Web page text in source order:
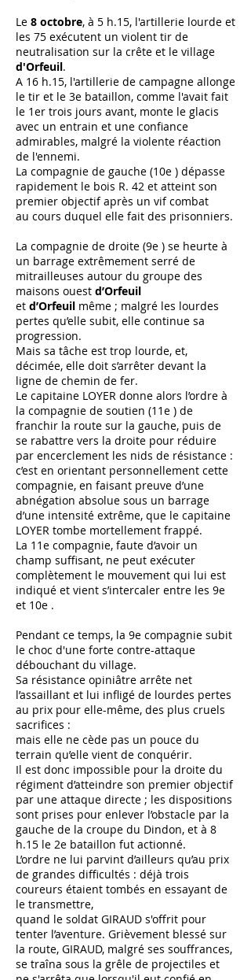
Le 8 octobre, à 5 h.15, l'artillerie lourde et
les 75 exécutent un violent tir de
neutralisation sur la crête et le village
d'Orfeuil.
A 16 h.15, l'artillerie de campagne allonge
le tir et le 3e bataillon, comme l'avait fait
le 1er trois jours avant, monte le glacis
avec un entrain et une confiance
admirables, malgré la violente réaction
de l'ennemi.
La compagnie de gauche (10e ) dépasse
rapidement le bois R. 42 et atteint son
premier objectif après un vif combat
au cours duquel elle fait des prisonniers.
La compagnie de droite (9e ) se heurte à
un barrage extrêmement serré de
mitrailleuses autour du groupe des
maisons ouest d’Orfeuil
et d’Orfeuil même ; malgré les lourdes
pertes qu’elle subit, elle continue sa
progression.
Mais sa tâche est trop lourde, et,
décimée, elle doit s’arrêter devant la
ligne de chemin de fer.
Le capitaine LOYER donne alors l’ordre à
la compagnie de soutien (11e ) de
franchir la route sur la gauche, puis de
se rabattre vers la droite pour réduire
par encerclement les nids de résistance :
c’est en orientant personnellement cette
compagnie, en faisant preuve d’une
abnégation absolue sous un barrage
d’une intensité extrême, que le capitaine
LOYER tombe mortellement frappé.
La 11e compagnie, faute d’avoir un
champ suffisant, ne peut exécuter
complètement le mouvement qui lui est
indiqué et vient s’intercaler entre les 9e
et 10e .
Pendant ce temps, la 9e compagnie subit
le choc d'une forte contre-attaque
débouchant du village.
Sa résistance opiniâtre arrête net
l’assaillant et lui infligé de lourdes pertes
au prix pour elle-même, des plus cruels
sacrifices :
mais elle ne cède pas un pouce du
terrain qu’elle vient de conquérir.
Il est donc impossible pour la droite du
régiment d’atteindre son premier objectif
par une attaque directe ; les dispositions
sont prises pour enlever l’obstacle par la
gauche de la croupe du Dindon, et à 8
h.15 le 2e bataillon fut actionné.
L’ordre ne lui parvint d’ailleurs qu’au prix
de grandes difficultés : déjà trois
coureurs étaient tombés en essayant de
le transmettre,
quand le soldat GIRAUD s'offrit pour
tenter l’aventure. Grièvement blessé sur
la route, GIRAUD, malgré ses souffrances,
se traîna sous la grêle de projectiles et